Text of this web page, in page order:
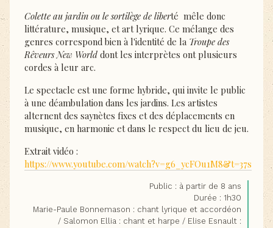
Colette au jardin ou le sortilège de liberté mêle donc
littérature, musique, et art lyrique. Ce mélange des
genres correspond bien à l'identité de la Troupe des
Rêveurs New World dont les interprètes ont plusieurs
cordes à leur arc.
Le spectacle est une forme hybride, qui invite le public
à une déambulation dans les jardins. Les artistes
alternent des saynètes fixes et des déplacements en
musique, en harmonie et dans le respect du lieu de jeu.
Extrait vidéo :
https://www.youtube.com/watch?v=g6_ycFOu1M8&t=37s
Public : à partir de 8 ans
Durée : 1h30
Marie-Paule Bonnemason : chant lyrique et accordéon
/ Salomon Ellia : chant et harpe / Elise Esnault :